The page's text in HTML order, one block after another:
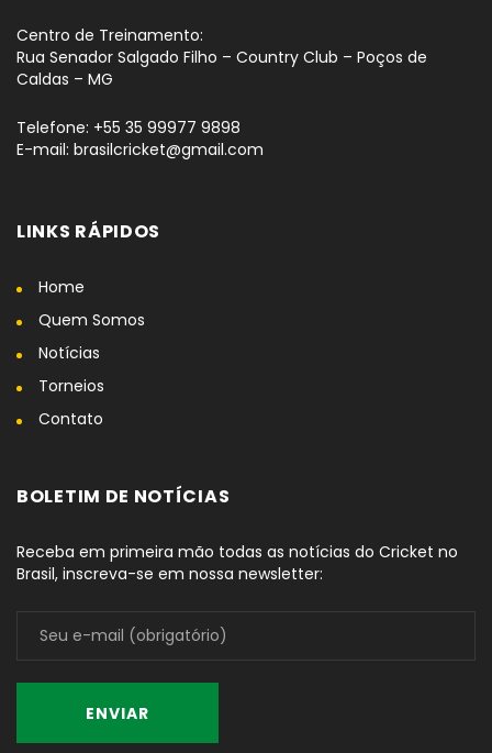
Centro de Treinamento:
Rua Senador Salgado Filho – Country Club – Poços de
Caldas – MG
Telefone: +55 35 99977 9898
E-mail: brasilcricket@gmail.com
LINKS RÁPIDOS
Home
Quem Somos
Notícias
Torneios
Contato
BOLETIM DE NOTÍCIAS
Receba em primeira mão todas as notícias do Cricket no
Brasil, inscreva-se em nossa newsletter: